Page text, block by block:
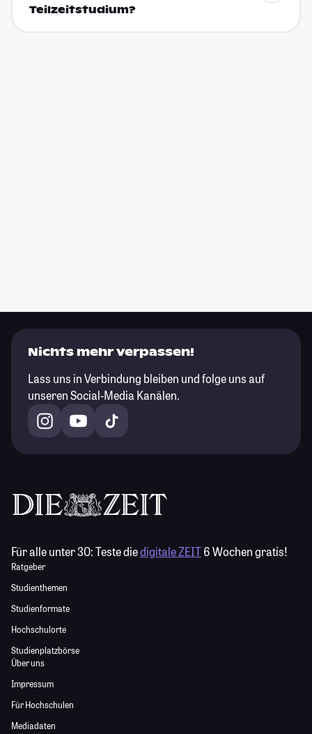
Teilzeitstudium?
Nichts mehr verpassen!
Lass uns in Verbindung bleiben und folge uns auf
unseren Social-Media Kanälen.
Für alle unter 30:Teste diedigitale ZEIT6 Wochen gratis!
Ratgeber
Studienthemen
Studienformate
Hochschulorte
Studienplatzbörse
Über uns
Impressum
Für Hochschulen
Mediadaten